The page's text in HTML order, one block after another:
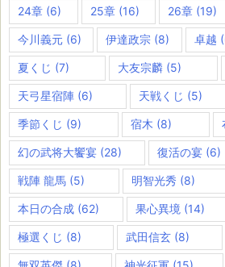
24章 (6) 25章(16) 26章 (19)
今川義元 (6) 伊達政宗 (8) 卓越
夏くじ (7) 大友宗麟 (5)
天弓星宿陣 (6) 天戦くじ (5)
季節くじ (9) 宿木 (8)
幻の武将大饗宴 (28) 復活の宴 (6)
戦陣 龍馬 (5) 明智光秀 (8)
本日の合成 (62) 果心異境 (14)
極選くじ (8) 武田信玄 (8)